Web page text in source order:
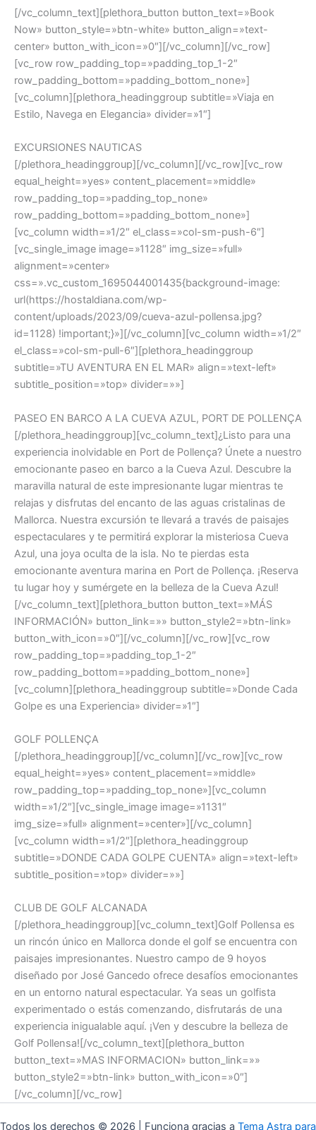
[/vc_column_text][plethora_button button_text=»Book
Now» button_style=»btn-white» button_align=»text-
center» button_with_icon=»0″][/vc_column][/vc_row]
[vc_row row_padding_top=»padding_top_1-2″
row_padding_bottom=»padding_bottom_none»]
[vc_column][plethora_headinggroup subtitle=»Viaja en
Estilo, Navega en Elegancia» divider=»1″]
EXCURSIONES NAUTICAS
[/plethora_headinggroup][/vc_column][/vc_row][vc_row
equal_height=»yes» content_placement=»middle»
row_padding_top=»padding_top_none»
row_padding_bottom=»padding_bottom_none»]
[vc_column width=»1/2″ el_class=»col-sm-push-6″]
[vc_single_image image=»1128″ img_size=»full»
alignment=»center»
css=».vc_custom_1695044001435{background-image:
url(https://hostaldiana.com/wp-
content/uploads/2023/09/cueva-azul-pollensa.jpg?
id=1128) !important;}»][/vc_column][vc_column width=»1/2″
el_class=»col-sm-pull-6″][plethora_headinggroup
subtitle=»TU AVENTURA EN EL MAR» align=»text-left»
subtitle_position=»top» divider=»»]
PASEO EN BARCO A LA CUEVA AZUL, PORT DE POLLENÇA
[/plethora_headinggroup][vc_column_text]¿Listo para una
experiencia inolvidable en Port de Pollença? Únete a nuestro
emocionante paseo en barco a la Cueva Azul. Descubre la
maravilla natural de este impresionante lugar mientras te
relajas y disfrutas del encanto de las aguas cristalinas de
Mallorca. Nuestra excursión te llevará a través de paisajes
espectaculares y te permitirá explorar la misteriosa Cueva
Azul, una joya oculta de la isla. No te pierdas esta
emocionante aventura marina en Port de Pollença. ¡Reserva
tu lugar hoy y sumérgete en la belleza de la Cueva Azul!
[/vc_column_text][plethora_button button_text=»MÁS
INFORMACIÓN» button_link=»» button_style2=»btn-link»
button_with_icon=»0″][/vc_column][/vc_row][vc_row
row_padding_top=»padding_top_1-2″
row_padding_bottom=»padding_bottom_none»]
[vc_column][plethora_headinggroup subtitle=»Donde Cada
Golpe es una Experiencia» divider=»1″]
GOLF POLLENÇA
[/plethora_headinggroup][/vc_column][/vc_row][vc_row
equal_height=»yes» content_placement=»middle»
row_padding_top=»padding_top_none»][vc_column
width=»1/2″][vc_single_image image=»1131″
img_size=»full» alignment=»center»][/vc_column]
[vc_column width=»1/2″][plethora_headinggroup
subtitle=»DONDE CADA GOLPE CUENTA» align=»text-left»
subtitle_position=»top» divider=»»]
CLUB DE GOLF ALCANADA
[/plethora_headinggroup][vc_column_text]Golf Pollensa es
un rincón único en Mallorca donde el golf se encuentra con
paisajes impresionantes. Nuestro campo de 9 hoyos
diseñado por José Gancedo ofrece desafíos emocionantes
en un entorno natural espectacular. Ya seas un golfista
experimentado o estás comenzando, disfrutarás de una
experiencia inigualable aquí. ¡Ven y descubre la belleza de
Golf Pollensa![/vc_column_text][plethora_button
button_text=»MAS INFORMACION» button_link=»»
button_style2=»btn-link» button_with_icon=»0″]
[/vc_column][/vc_row]
Todos los derechos © 2026 | Funciona gracias a Tema Astra para